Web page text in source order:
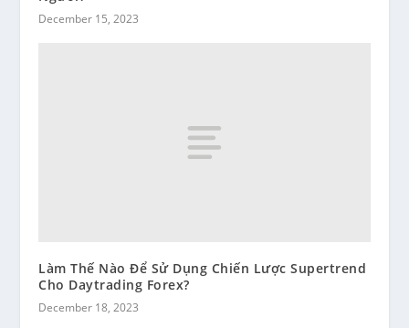
December 15, 2023
Làm Thế Nào Để Sử Dụng Chiến Lược Supertrend
Cho Daytrading Forex?
December 18, 2023